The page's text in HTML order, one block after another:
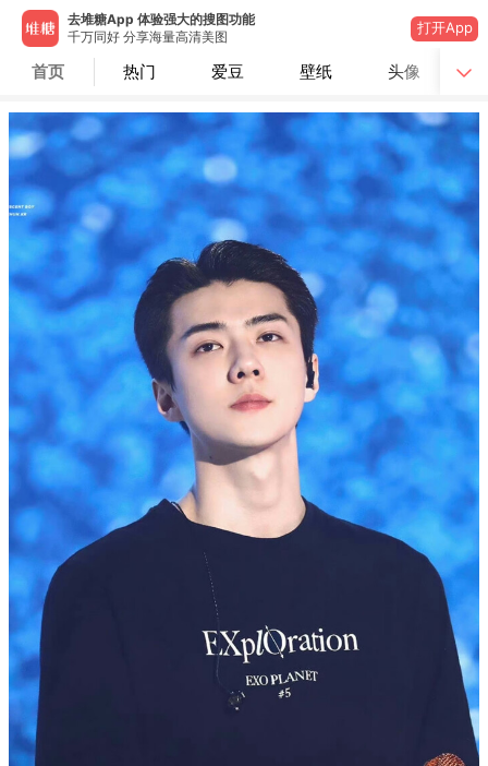
去堆糖App 体验强大的搜图功能
千万同好 分享海量高清美图
打开App
首页 热门 爱豆 壁纸 头像